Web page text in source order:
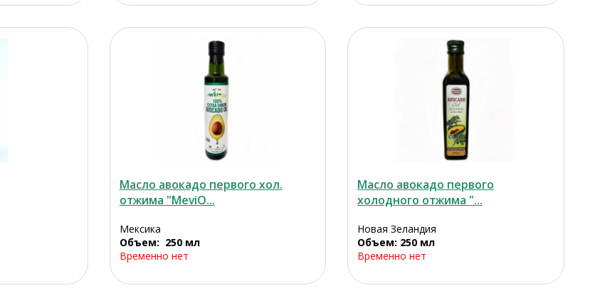
Масло авокадо первого хол.
отжима "MeviO...
Мексика
Объем: 250 мл
Временно нет
Масло авокадо первого
холодного отжима "...
Новая Зеландия
Объем: 250 мл
Временно нет